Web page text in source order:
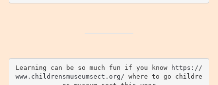
Learning can be so much fun if you know
https://
www.childrensmuseumsect.org/ where to go childre